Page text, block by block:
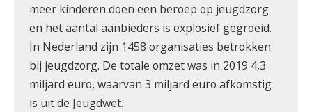
meer kinderen doen een beroep op jeugdzorg
en het aantal aanbieders is explosief gegroeid.
In Nederland zijn 1458 organisaties betrokken
bij jeugdzorg. De totale omzet was in 2019 4,3
miljard euro, waarvan 3 miljard euro afkomstig
is uit de Jeugdwet.